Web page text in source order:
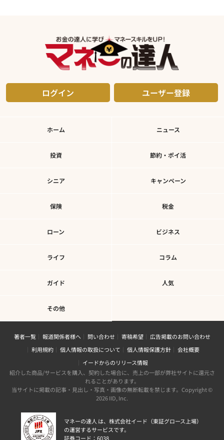
ログイン ユーザー登録
ホーム ニュース
投資 節約・ポイ活
シニア キャンペーン
保険 税金
ローン ビジネス
ライフ コラム
ガイド 人気
その他
著者一覧 報道関係者様へ 問い合わせ 寄稿希望
広告掲載のお問い合わせ
利用規約
個人情報の取扱について 個人情報保護方針
会社概要
イードからのリリース情報
紹介した商品/サービスを購入、契約した場合に、売上の一部が弊社サイトに還元さ
れることがあります。
当サイトに掲載の記事・見出し・写真・画像の無断転載を禁じます。Copyright ©
2026 IID, Inc.
マネーの達人 は、株式会社イード（東証グロース上場）
の運営するサービスです。
証券コード：6038